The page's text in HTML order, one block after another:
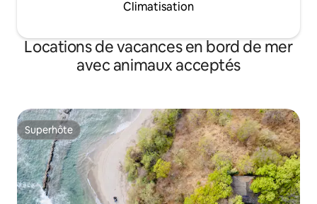
Climatisation
Locations de vacances en bord de mer
avec animaux acceptés
Superhôte
Superhôte